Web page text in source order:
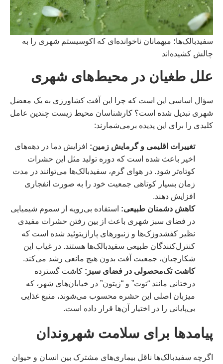
سفیدبالک‌ها؛ میهمانان ناخوانده‌ای که اکوسیستم شهری را به
چالش کشیده‌اند
علل طغیان در محیط‌های شهری
سؤال اساسی این است که چرا این آفت کشاورزی به یک معضل
شهری تبدیل شده است؟ کارشناسان محیط زیست چندین عامل
کلیدی را برای این پدیده برمی‌شمارند:
تغییرات اقلیمی و گرمایش زمین: افزایش دما در دهه‌های
اخیر باعث شده است که دوره تولید مثل این حشرات
کوتاه‌تر شود. در هوای گرم، سفیدبالک‌ها می‌توانند در مدت
زمان بسیار کوتاهی جمعیت خود را به صورت انفجاری
افزایش دهند.
کاهش دشمنان طبیعی: استفاده بی‌رویه از سموم شیمیایی
در فضای سبز شهری باعث از بین رفتن حشرات مفیدی
نظیر کفشدوزک‌ها و زنبورهای پارازیتوئید شده است که
کنترل‌کنندگان طبیعی سفیدبالک‌ها هستند. در غیاب این
شکارچیان، جمعیت آفت بدون هیچ مانعی رشد می‌کند.
کاشت تک‌محصولی در فضای سبز : کاشت گسترده
درختانی مانند “توت” و “زیتون” در خیابان‌های شهر، که
میزبان اصلی این حشره محسوب می‌شوند، منبع غذایی
بی‌پایانی را در اختیار آن‌ها قرار داده است.
پیامدها برای سلامت شهروندان
اگرچه سفیدبالک‌ها ناقل بیماری‌های مشترک بین انسان و حیوان